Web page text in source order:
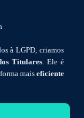
à LGPD, criamos
Titulares. Ele é
mais eficiente